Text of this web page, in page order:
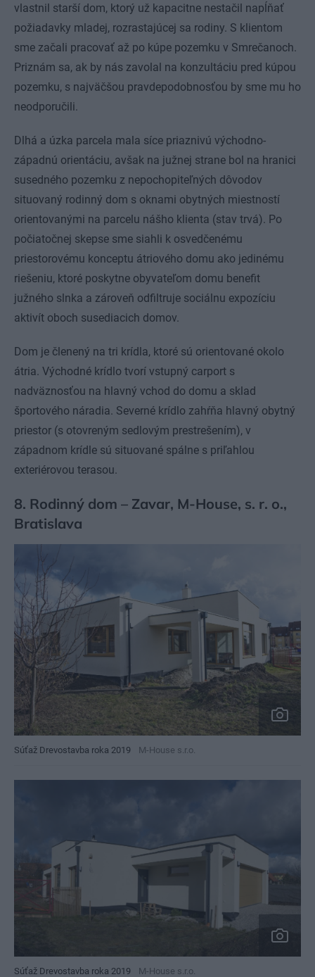
vlastnil starší dom, ktorý už kapacitne nestačil napĺňať
požiadavky mladej, rozrastajúcej sa rodiny. S klientom
sme začali pracovať až po kúpe pozemku v Smrečanoch.
Priznám sa, ak by nás zavolal na konzultáciu pred kúpou
pozemku, s najväčšou pravdepodobnosťou by sme mu ho
neodporučili.
Dlhá a úzka parcela mala síce priaznivú východno-
západnú orientáciu, avšak na južnej strane bol na hranici
susedného pozemku z nepochopiteľných dôvodov
situovaný rodinný dom s oknami obytných miestností
orientovanými na parcelu nášho klienta (stav trvá). Po
počiatočnej skepse sme siahli k osvedčenému
priestorovému konceptu átriového domu ako jedinému
riešeniu, ktoré poskytne obyvateľom domu benefit
južného slnka a zároveň odfiltruje sociálnu expozíciu
aktivít oboch susediacich domov.
Dom je členený na tri krídla, ktoré sú orientované okolo
átria. Východné krídlo tvorí vstupný carport s
nadväznosťou na hlavný vchod do domu a sklad
športového náradia. Severné krídlo zahŕňa hlavný obytný
priestor (s otovreným sedlovým prestrešením), v
západnom krídle sú situované spálne s priľahlou
exteriérovou terasou.
8. Rodinný dom – Zavar, M-House, s. r. o.,
Bratislava
Súťaž Drevostavba roka 2019 M-House s.r.o.
Súťaž Drevostavba roka 2019 M-House s.r.o.